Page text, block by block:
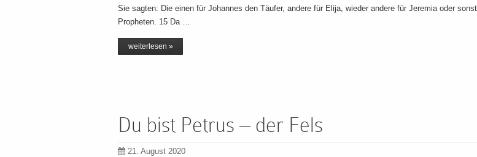
Sie sagten: Die einen für Johannes den Täufer, andere für Elija, wieder andere für Jeremia oder
Propheten. 15 Da …
weiterlesen »
Du bist Petrus – der Fels
21. August 2020